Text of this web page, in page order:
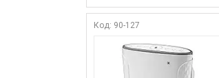
90-127